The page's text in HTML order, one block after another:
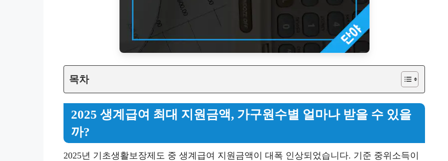
목차
2025 생계급여 최대 지원금액, 가구원수별 얼마나 받을 수 있을
까?
2025년 기초생활보장제도 중 생계급여 지원금액이 대폭 인상되었습니다. 기준 중위소득이